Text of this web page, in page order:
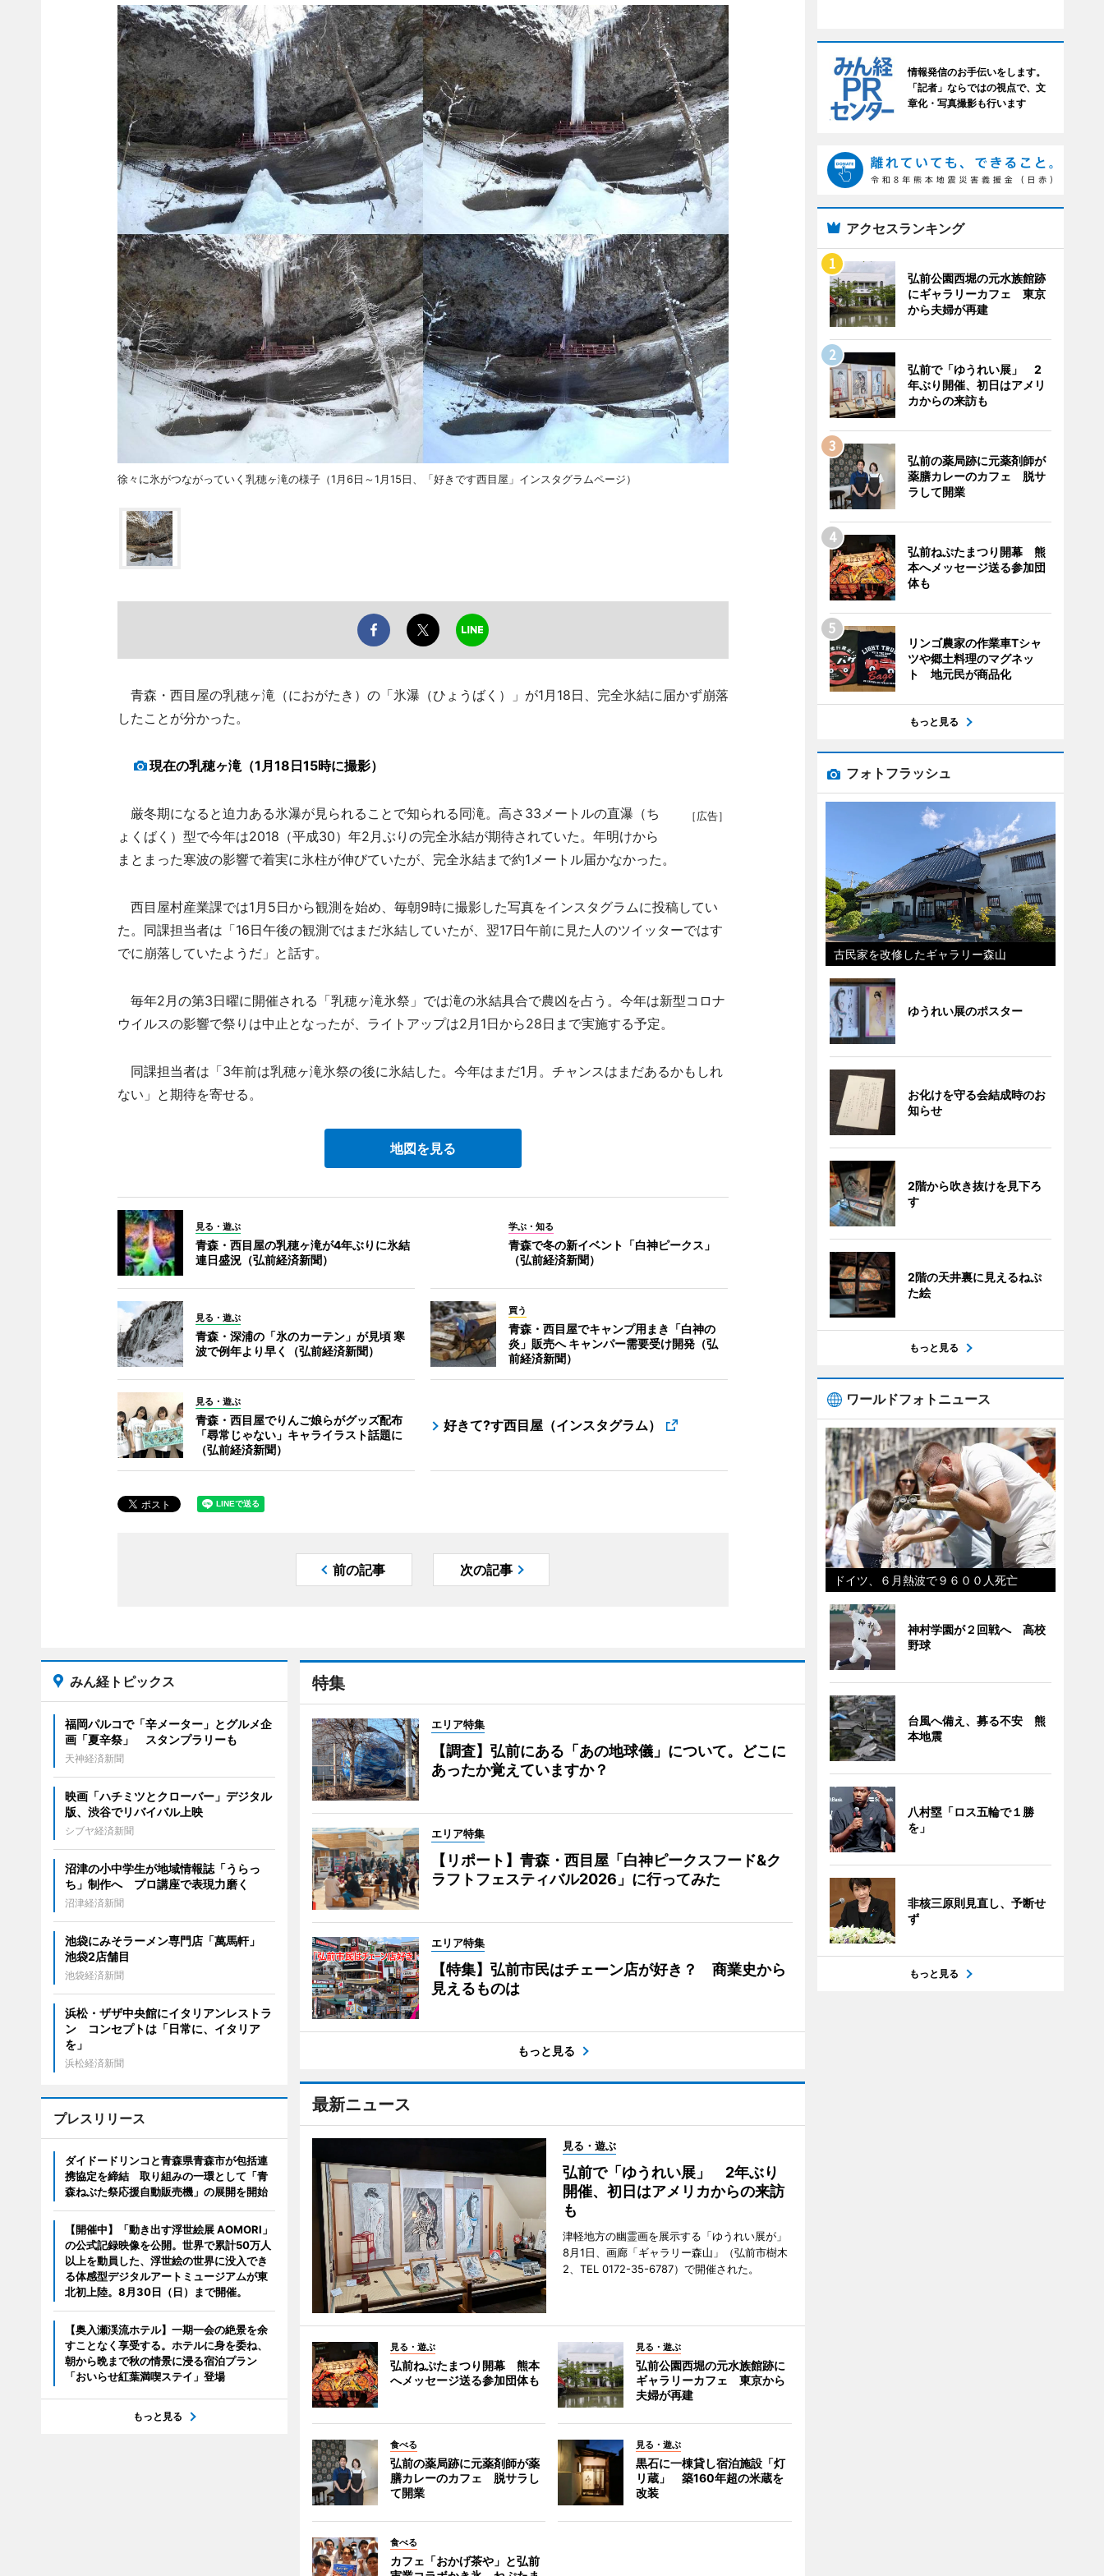
徐々に氷がつながっていく乳穂ヶ滝の様子（1月6日～1月15日、「好きです西目屋」インスタグラムページ）
青森・西目屋の乳穂ヶ滝（におがたき）の「氷瀑（ひょうばく）」が1月18日、完全氷結に届かず崩落
したことが分かった。
現在の乳穂ヶ滝（1月18日15時に撮影）
［広告］
厳冬期になると迫力ある氷瀑が見られることで知られる同滝。高さ33メートルの直瀑（ち
ょくばく）型で今年は2018（平成30）年2月ぶりの完全氷結が期待されていた。年明けから
まとまった寒波の影響で着実に氷柱が伸びていたが、完全氷結まで約1メートル届かなかった。
西目屋村産業課では1月5日から観測を始め、毎朝9時に撮影した写真をインスタグラムに投稿してい
た。同課担当者は「16日午後の観測ではまだ氷結していたが、翌17日午前に見た人のツイッターではす
でに崩落していたようだ」と話す。
毎年2月の第3日曜に開催される「乳穂ヶ滝氷祭」では滝の氷結具合で農凶を占う。今年は新型コロナ
ウイルスの影響で祭りは中止となったが、ライトアップは2月1日から28日まで実施する予定。
同課担当者は「3年前は乳穂ヶ滝氷祭の後に氷結した。今年はまだ1月。チャンスはまだあるかもしれ
ない」と期待を寄せる。
地図を見る
見る・遊ぶ
青森・西目屋の乳穂ヶ滝が4年ぶりに氷結
連日盛況（弘前経済新聞）
学ぶ・知る
青森で冬の新イベント「白神ピークス」
（弘前経済新聞）
見る・遊ぶ
青森・深浦の「氷のカーテン」が見頃 寒
波で例年より早く（弘前経済新聞）
買う
青森・西目屋でキャンプ用まき「白神の
炎」販売へ キャンパー需要受け開発（弘
前経済新聞）
見る・遊ぶ
青森・西目屋でりんご娘らがグッズ配布
「尋常じゃない」キャライラスト話題に
（弘前経済新聞）
好きて?す西目屋（インスタグラム）
前の記事 次の記事
特集
エリア特集
【調査】弘前にある「あの地球儀」について。どこに
あったか覚えていますか？
エリア特集
【リポート】青森・西目屋「白神ピークスフード&ク
ラフトフェスティバル2026」に行ってみた
エリア特集
【特集】弘前市民はチェーン店が好き？ 商業史から
見えるものは
もっと見る
最新ニュース
見る・遊ぶ
弘前で「ゆうれい展」 2年ぶり
開催、初日はアメリカからの来訪
も
津軽地方の幽霊画を展示する「ゆうれい展が」
8月1日、画廊「ギャラリー森山」（弘前市樹木
2、TEL 0172-35-6787）で開催された。
見る・遊ぶ
弘前ねぷたまつり開幕 熊本
へメッセージ送る参加団体も
見る・遊ぶ
弘前公園西堀の元水族館跡に
ギャラリーカフェ 東京から
夫婦が再建
食べる
弘前の薬局跡に元薬剤師が薬
膳カレーのカフェ 脱サラし
て開業
見る・遊ぶ
黒石に一棟貸し宿泊施設「灯
リ蔵」 築160年超の米蔵を
改装
食べる
カフェ「おかげ茶や」と弘前
みん経トピックス
福岡パルコで「辛メーター」とグルメ企
画「夏辛祭」 スタンプラリーも
天神経済新聞
映画「ハチミツとクローバー」デジタル
版、渋谷でリバイバル上映
シブヤ経済新聞
沼津の小中学生が地域情報誌「うらっ
ち」制作へ プロ講座で表現力磨く
沼津経済新聞
池袋にみそラーメン専門店「萬馬軒」
池袋2店舗目
池袋経済新聞
浜松・ザザ中央館にイタリアンレストラ
ン コンセプトは「日常に、イタリア
を」
浜松経済新聞
プレスリリース
ダイドードリンコと青森県青森市が包括連
携協定を締結 取り組みの一環として「青
森ねぶた祭応援自動販売機」の展開を開始
【開催中】「動き出す浮世絵展 AOMORI」
の公式記録映像を公開。世界で累計50万人
以上を動員した、浮世絵の世界に没入でき
る体感型デジタルアートミュージアムが東
北初上陸。8月30日（日）まで開催。
【奥入瀬渓流ホテル】一期一会の絶景を余
すことなく享受する。ホテルに身を委ね、
朝から晩まで秋の情景に浸る宿泊プラン
「おいらせ紅葉満喫ステイ」登場
もっと見る
情報発信のお手伝いをします。
「記者」ならではの視点で、文
章化・写真撮影も行います
アクセスランキング
弘前公園西堀の元水族館跡
にギャラリーカフェ 東京
から夫婦が再建
弘前で「ゆうれい展」 2
年ぶり開催、初日はアメリ
カからの来訪も
弘前の薬局跡に元薬剤師が
薬膳カレーのカフェ 脱サ
ラして開業
弘前ねぷたまつり開幕 熊
本へメッセージ送る参加団
体も
リンゴ農家の作業車Tシャ
ツや郷土料理のマグネッ
ト 地元民が商品化
もっと見る
フォトフラッシュ
古民家を改修したギャラリー森山
ゆうれい展のポスター
お化けを守る会結成時のお
知らせ
2階から吹き抜けを見下ろ
す
2階の天井裏に見えるねぷ
た絵
もっと見る
ワールドフォトニュース
ドイツ、６月熱波で９６００人死亡
神村学園が２回戦へ 高校
野球
台風へ備え、募る不安 熊
本地震
八村塁「ロス五輪で１勝
を」
非核三原則見直し、予断せ
ず
もっと見る